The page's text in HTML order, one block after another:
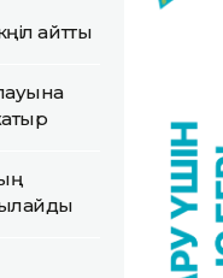
айтты